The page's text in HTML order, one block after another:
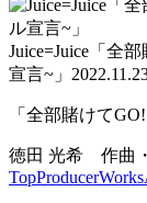
Juice=Juice「全
宣言~」
「全部賭けて
徳田 光希 作曲
TopProducerWorks